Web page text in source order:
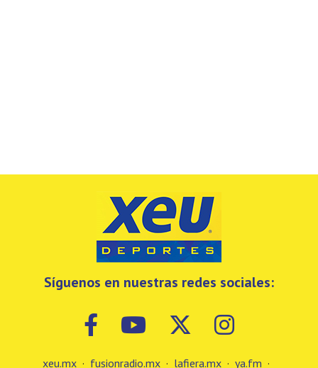
Síguenos en nuestras redes sociales:
xeu.mx · fusionradio.mx · lafiera.mx · ya.fm ·